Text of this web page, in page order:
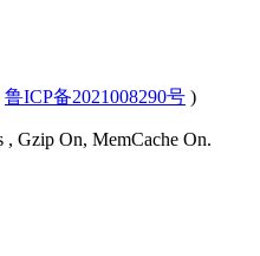
鲁ICP备2021008290号 )
, Gzip On, MemCache On.